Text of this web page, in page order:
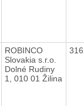
ROBINCO
Slovakia s.r.o.
Dolné Rudiny
1, 010 01 Žilina